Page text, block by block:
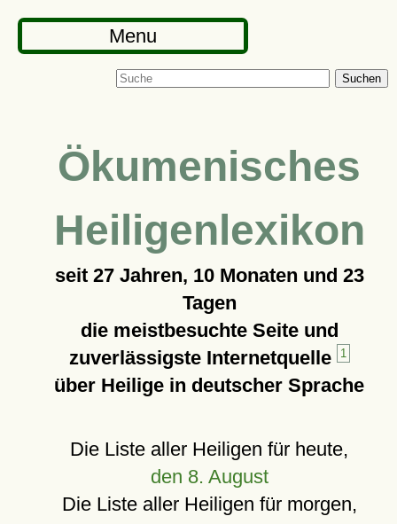
Menu
Suchen
Ökumenisches
Heiligenlexikon
seit 27 Jahren, 10 Monaten und 23
Tagen
die meistbesuchte Seite und
zuverlässigste Internetquelle
1
über Heilige in deutscher Sprache
Die Liste aller Heiligen für heute,
den 8. August
Die Liste aller Heiligen für morgen,